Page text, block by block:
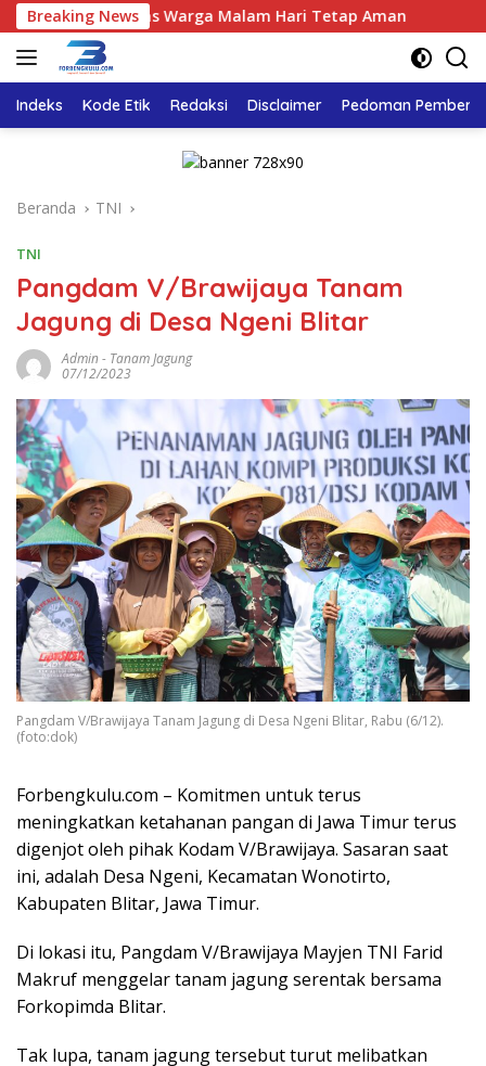
Langsung
ke
konten
Breaking News
Aktivitas Warga Malam Hari Tetap Aman
Indeks Kode Etik Redaksi Disclaimer Pedoman
Beranda TNI
TNI
Pangdam V/Brawijaya Tanam
Jagung di Desa Ngeni Blitar
Admin- Tanam Jagung
07/12/2023
Pangdam V/Brawijaya Tanam Jagung di Desa Ngeni Blitar, Rabu (6/12).
(foto:dok)
Forbengkulu.com – Komitmen untuk terus
meningkatkan ketahanan pangan di Jawa Timur terus
digenjot oleh pihak Kodam V/Brawijaya. Sasaran saat
ini, adalah Desa Ngeni, Kecamatan Wonotirto,
Kabupaten Blitar, Jawa Timur.
Di lokasi itu, Pangdam V/Brawijaya Mayjen TNI Farid
Makruf menggelar tanam jagung serentak bersama
Forkopimda Blitar.
Tak lupa, tanam jagung tersebut turut melibatkan